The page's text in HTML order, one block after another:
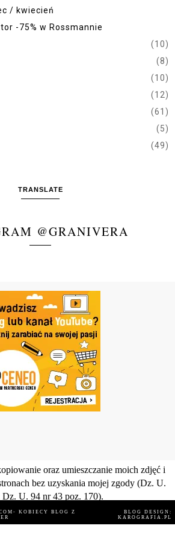
/ kwiecień
-75% w Rossmannie
(10)
(8)
(10)
(12)
(61)
(5)
(49)
TRANSLATE
@GRANIVERA
oraz umieszczanie moich zdjęć i
bez uzyskania mojej zgody (Dz. U.
U. 94 nr 43 poz. 170).
KOBIECY BLOG Z
BLOG DESIGN:
KAROGRAFIA.PL